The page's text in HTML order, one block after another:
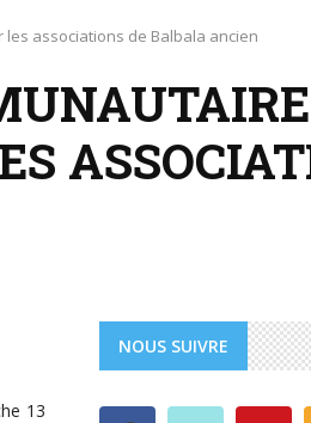
les associations de Balbala ancien
13
NOUS SUIVRE